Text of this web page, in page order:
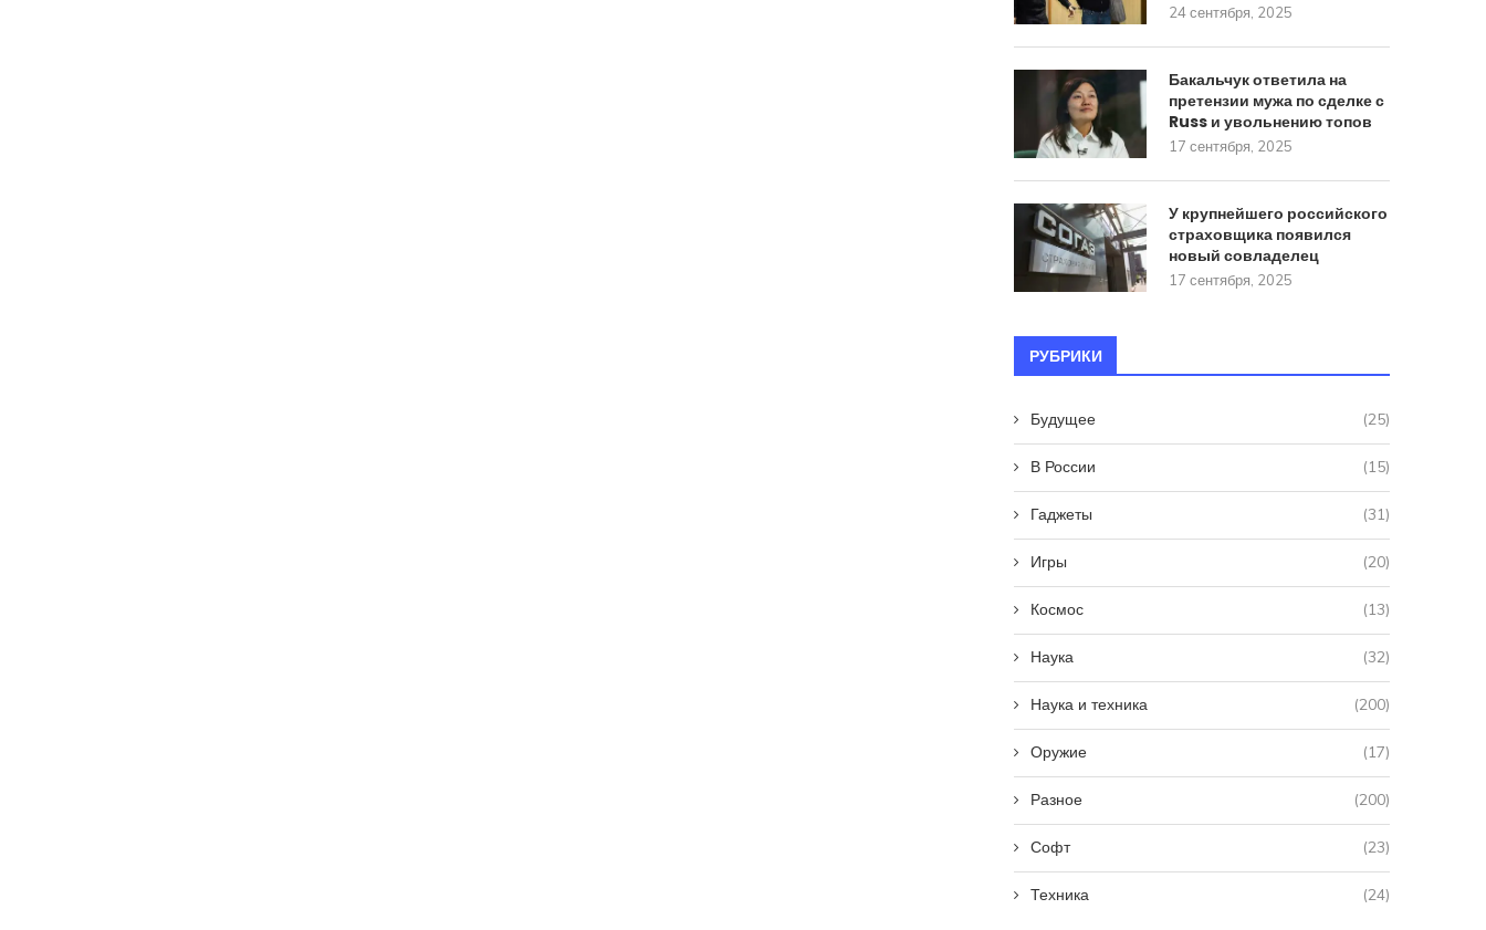
24 сентября, 2025
Бакальчук ответила на
претензии мужа по сделке с
Russ и увольнению топов
17 сентября, 2025
У крупнейшего российского
страховщика появился
новый совладелец
17 сентября, 2025
РУБРИКИ
Будущее (25)
В России (15)
Гаджеты (31)
Игры (20)
Космос (13)
Наука (32)
Наука и техника (200)
Оружие (17)
Разное (200)
Софт (23)
Техника (24)